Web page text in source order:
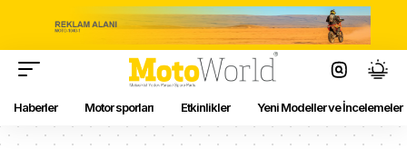
Haberler Motor sporları Etkinlikler Yeni Modeller ve İncelemeler